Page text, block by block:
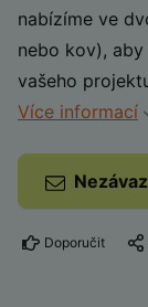
nabízíme ve
nebo kov),
vašeho
Více informací
Doporučit